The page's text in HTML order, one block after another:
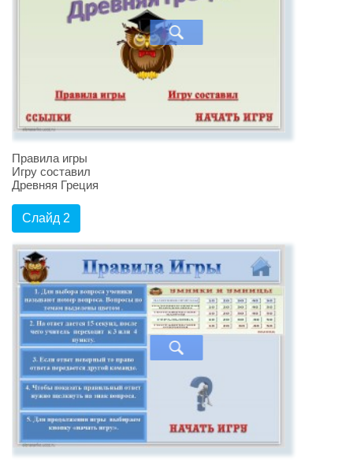
Правила игры
Игру составил
Древняя Греция
Слайд 2